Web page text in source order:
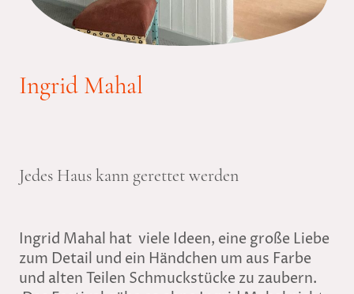
Ingrid Mahal
Jedes Haus kann gerettet werden
Ingrid Mahal hat viele Ideen, eine große Liebe
zum Detail und ein Händchen um aus Farbe
und alten Teilen Schmuckstücke zu zaubern.